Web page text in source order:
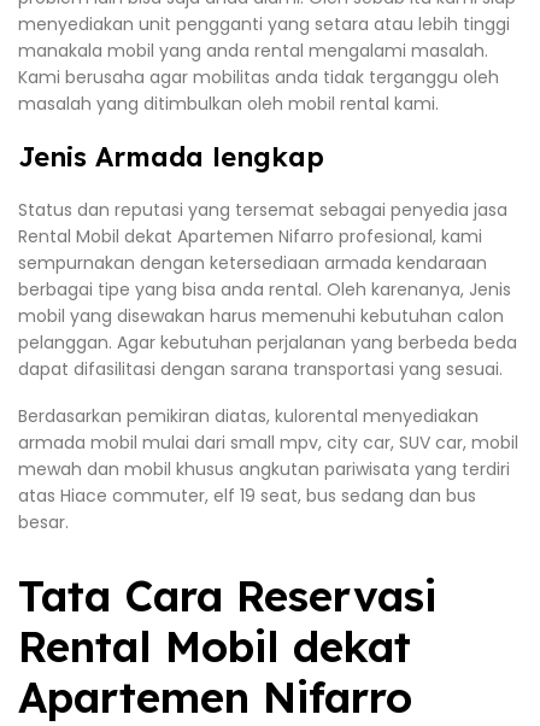
menyediakan unit pengganti yang setara atau lebih tinggi
manakala mobil yang anda rental mengalami masalah.
Kami berusaha agar mobilitas anda tidak terganggu oleh
masalah yang ditimbulkan oleh mobil rental kami.
Jenis Armada lengkap
Status dan reputasi yang tersemat sebagai penyedia jasa
Rental Mobil dekat Apartemen Nifarro profesional, kami
sempurnakan dengan ketersediaan armada kendaraan
berbagai tipe yang bisa anda rental. Oleh karenanya, Jenis
mobil yang disewakan harus memenuhi kebutuhan calon
pelanggan. Agar kebutuhan perjalanan yang berbeda beda
dapat difasilitasi dengan sarana transportasi yang sesuai.
Berdasarkan pemikiran diatas, kulorental menyediakan
armada mobil mulai dari small mpv, city car, SUV car, mobil
mewah dan mobil khusus angkutan pariwisata yang terdiri
atas Hiace commuter, elf 19 seat, bus sedang dan bus
besar.
Tata Cara Reservasi
Rental Mobil dekat
Apartemen Nifarro